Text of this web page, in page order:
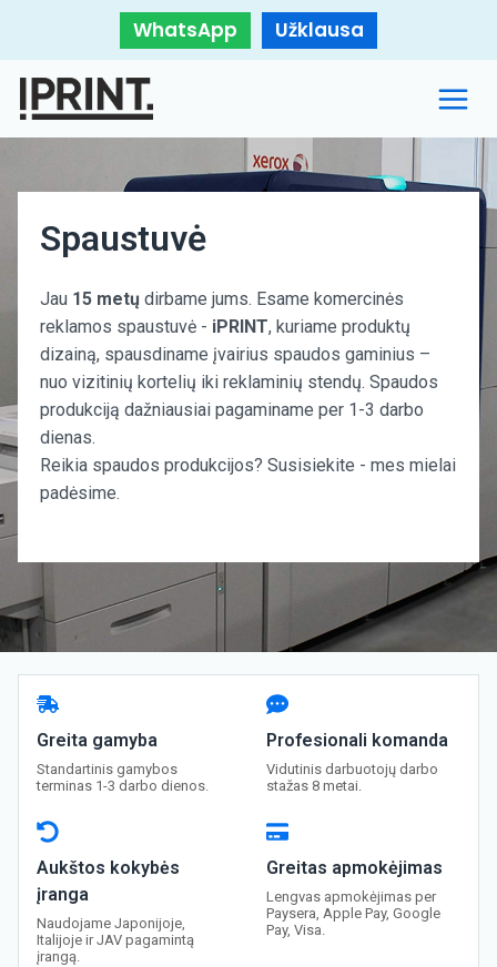
WhatsApp Užklausa
Spaustuvė
Jau 15 metų dirbame jums. Esame komercinės
reklamos spaustuvė - iPRINT, kuriame produktų
dizainą, spausdiname įvairius spaudos gaminius –
nuo vizitinių kortelių iki reklaminių stendų. Spaudos
produkciją dažniausiai pagaminame per 1-3 darbo
dienas.
Reikia spaudos produkcijos? Susisiekite - mes mielai
padėsime.
Greita gamyba
Standartinis gamybos
terminas 1-3 darbo dienos.
Profesionali komanda
Vidutinis darbuotojų darbo
stažas 8 metai.
Aukštos kokybės
įranga
Naudojame Japonijoje,
Italijoje ir JAV pagamintą
įrangą.
Greitas apmokėjimas
Lengvas apmokėjimas per
Paysera, Apple Pay, Google
Pay, Visa.